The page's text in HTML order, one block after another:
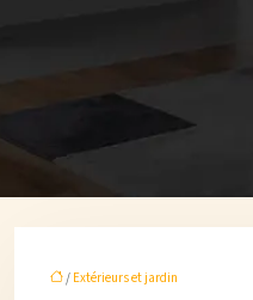
/ Extérieurs et jardin